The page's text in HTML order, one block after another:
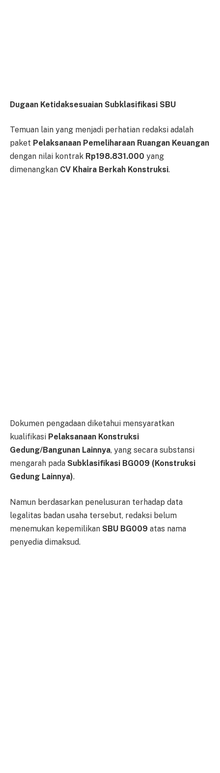
Dugaan Ketidaksesuaian Subklasifikasi SBU
Temuan lain yang menjadi perhatian redaksi adalah
paket Pelaksanaan Pemeliharaan Ruangan Keuangan
dengan nilai kontrak Rp198.831.000 yang
dimenangkan CV Khaira Berkah Konstruksi.
Dokumen pengadaan diketahui mensyaratkan
kualifikasi Pelaksanaan Konstruksi
Gedung/Bangunan Lainnya, yang secara substansi
mengarah pada Subklasifikasi BG009 (Konstruksi
Gedung Lainnya).
Namun berdasarkan penelusuran terhadap data
legalitas badan usaha tersebut, redaksi belum
menemukan kepemilikan SBU BG009 atas nama
penyedia dimaksud.